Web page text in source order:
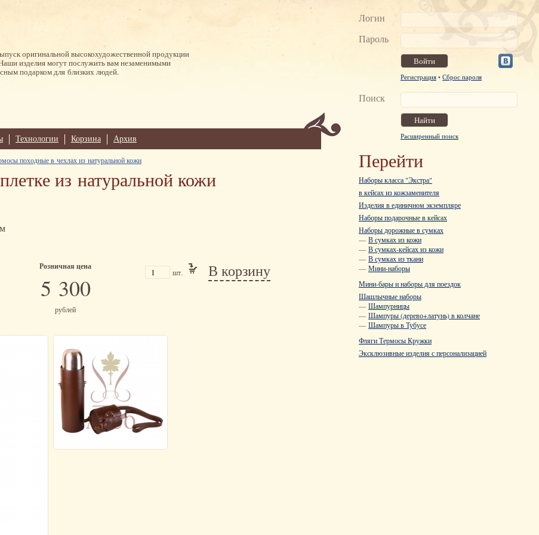
Логин
Пароль
Регистрация • Сброс пароля
Поиск
Расширенный поиск
Перейти
Наборы класса "Экстра"
в кейсах из кожзаменителя
Изделия в единичном экземпляре
Наборы подарочные в кейсах
Наборы дорожные в сумках
— В сумках из кожи
— В сумках-кейсах из кожи
— В сумках из ткани
— Мини-наборы
Мини-бары и наборы для поездок
Шашлычные наборы
— Шампурницы
— Шампуры (дерево+латунь) в колчане
— Шампуры в Тубусе
Фляги Термосы Кружки
Эксклюзивные изделия с персонализацией
оригинальной высокохудожественной продукции
изделия могут послужить вам незаменимыми
подарком для близких людей.
Технологии Корзина Архив
походные в чехлах из натуральной кожи
из натуральной кожи
Розничная цена
5 300
рублей
шт. В корзину